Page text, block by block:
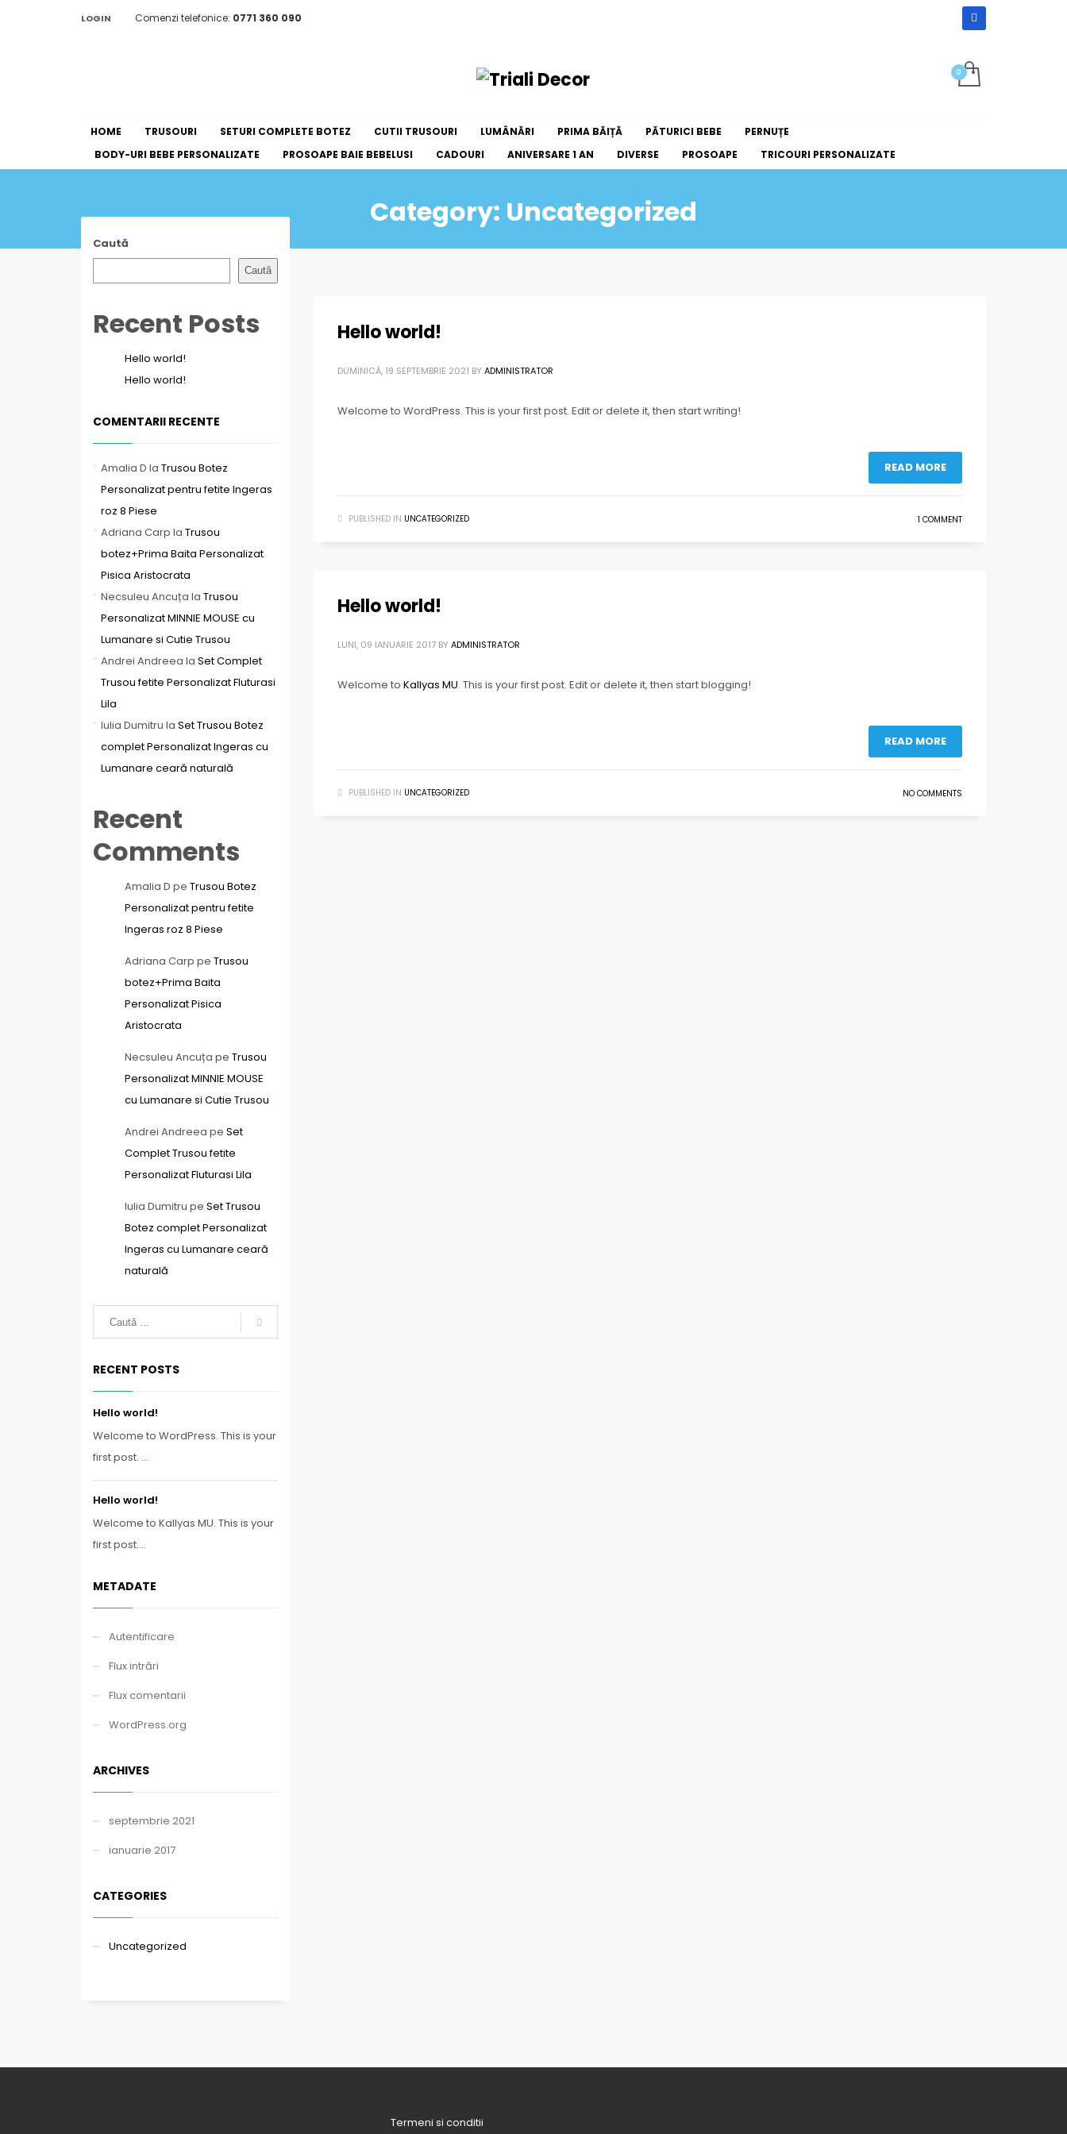
LOGIN Comenzi telefonice: 0771 360 090
HOME TRUSOURI SETURI COMPLETE BOTEZ CUTII TRUSOURI LUMÂNĂRI PRIMA BĂIȚĂ PĂTURICI BEBE
PERNUȚE
BODY-URI BEBE PERSONALIZATE
PROSOAPE BAIE BEBELUSI CADOURI ANIVERSARE 1 AN DIVERSE PROSOAPE TRICOURI PERSONALIZATE
Category: Uncategorized
Hello world!
DUMINICĂ, 19 SEPTEMBRIE 2021 BY ADMINISTRATOR
Welcome to WordPress. This is your first post. Edit or delete it, then start writing!
READ MORE
PUBLISHED IN UNCATEGORIZED 1 COMMENT
Hello world!
LUNI, 09 IANUARIE 2017 BY ADMINISTRATOR
Welcome to Kallyas MU. This is your first post. Edit or delete it, then start blogging!
READ MORE
PUBLISHED IN UNCATEGORIZED NO COMMENTS
Caută
Caută
Recent Posts
Hello world!
Hello world!
COMENTARII RECENTE
Amalia D la Trusou Botez
Personalizat pentru fetite Ingeras
roz 8 Piese
Adriana Carp la Trusou
botez+Prima Baita Personalizat
Pisica Aristocrata
Necsuleu Ancuța la Trusou
Personalizat MINNIE MOUSE cu
Lumanare si Cutie Trusou
Andrei Andreea la Set Complet
Trusou fetite Personalizat Fluturasi
Lila
Iulia Dumitru la Set Trusou Botez
complet Personalizat Ingeras cu
Lumanare ceară naturală
Recent
Comments
Amalia D pe Trusou Botez
Personalizat pentru fetite
Ingeras roz 8 Piese
Adriana Carp pe Trusou
botez+Prima Baita
Personalizat Pisica
Aristocrata
Necsuleu Ancuța pe Trusou
Personalizat MINNIE MOUSE
cu Lumanare si Cutie Trusou
Andrei Andreea pe Set
Complet Trusou fetite
Personalizat Fluturasi Lila
Iulia Dumitru pe Set Trusou
Botez complet Personalizat
Ingeras cu Lumanare ceară
naturală
RECENT POSTS
Hello world!
Welcome to WordPress. This is your
first post. ...
Hello world!
Welcome to Kallyas MU. This is your
first post....
METADATE
Autentificare
Flux intrări
Flux comentarii
WordPress.org
ARCHIVES
septembrie 2021
ianuarie 2017
CATEGORIES
Uncategorized
Termeni si conditii